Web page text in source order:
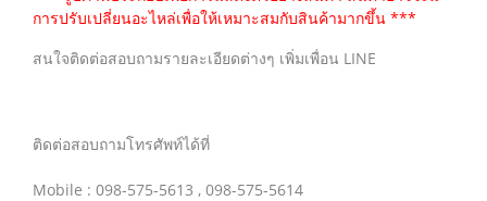
การปรับเปลี่ยนอะไหล่เพื่อให้เหมาะสมกับสินค้ามากขึ้น ***
สนใจติดต่อสอบถามรายละเอียดต่างๆ เพิ่มเพื่อน LINE
ติดต่อสอบถามโทรศัพท์ได้ที่
Mobile : 098-575-5613 , 098-575-5614